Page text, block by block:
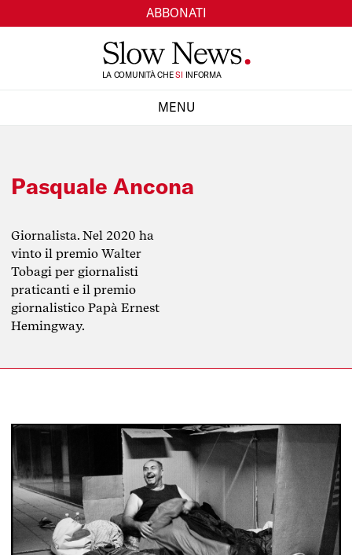
ABBONATI
LA COMUNITÀ CHETI INFORMA
MENU
Pasquale Ancona
Giornalista. Nel 2020 ha
vinto il premio Walter
Tobagi per giornalisti
praticanti e il premio
giornalistico Papà Ernest
Hemingway.